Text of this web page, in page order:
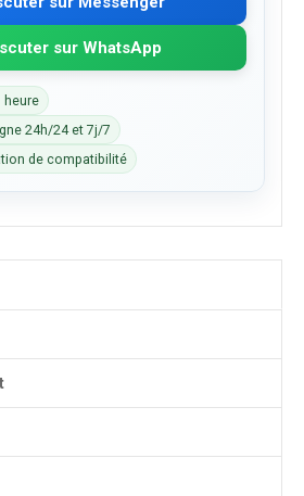
sur WhatsApp
heure
24h/24 et 7j/7
de compatibilité